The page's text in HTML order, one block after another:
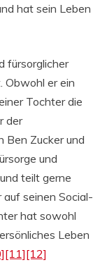
hat sein Leben
fürsorglicher
Obwohl er ein
Tochter die
der
Ben Zucker und
und
teilt gerne
seinen Social-
hat sowohl
Leben
[11][12]